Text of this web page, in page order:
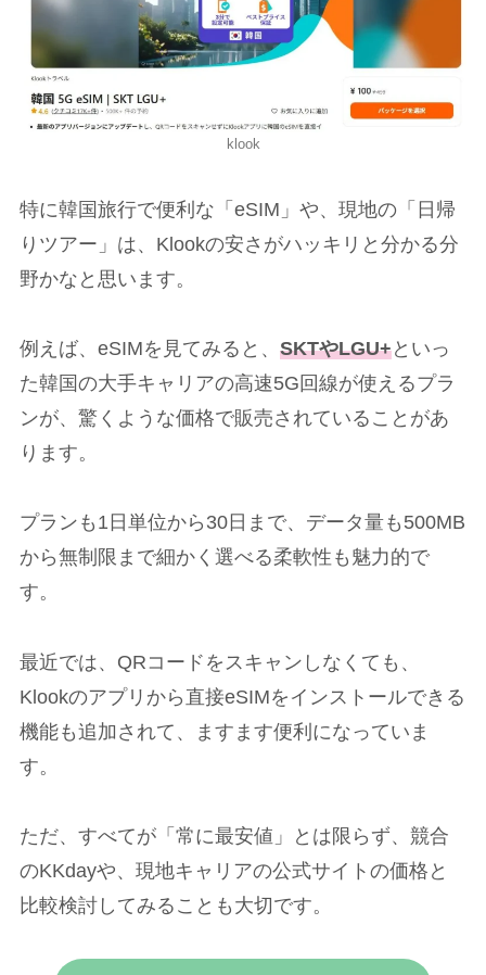
klook
特に韓国旅行で便利な「eSIM」や、現地の「日帰
りツアー」は、Klookの安さがハッキリと分かる分
野かなと思います。
例えば、eSIMを見てみると、 SKTやLGU+といっ
た韓国の大手キャリアの高速5G回線が使えるプラ
ンが、驚くような価格で販売されていることがあ
ります。
プランも1日単位から30日まで、データ量も500MB
から無制限まで細かく選べる柔軟性も魅力的で
す。
最近では、QRコードをスキャンしなくても、
Klookのアプリから直接eSIMをインストールできる
機能も追加されて、ますます便利になっていま
す。
ただ、すべてが「常に最安値」とは限らず、競合
のKKdayや、現地キャリアの公式サイトの価格と
比較検討してみることも大切です。